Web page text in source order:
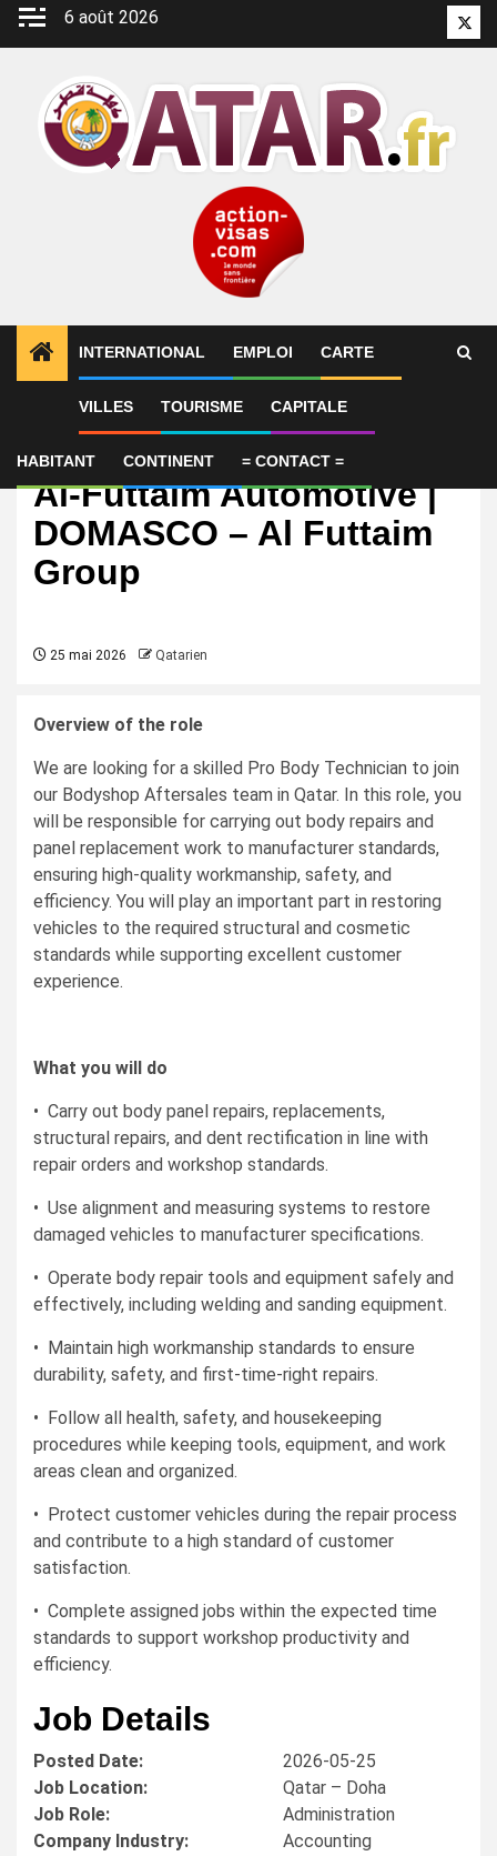
Aller
6 août 2026
INTERNATIONAL EMPLOI CARTE
VILLES TOURISME CAPITALE
HABITANT CONTINENT = CONTACT =
Pro Body Technician |
Al-Futtaim Automotive |
DOMASCO – Al Futtaim
Group
25 mai 2026 Qatarien
Overview of the role
We are looking for a skilled Pro Body Technician to join
our Bodyshop Aftersales team in Qatar. In this role, you
will be responsible for carrying out body repairs and
panel replacement work to manufacturer standards,
ensuring high-quality workmanship, safety, and
efficiency. You will play an important part in restoring
vehicles to the required structural and cosmetic
standards while supporting excellent customer
experience.
What you will do
• Carry out body panel repairs, replacements,
structural repairs, and dent rectification in line with
repair orders and workshop standards.
• Use alignment and measuring systems to restore
damaged vehicles to manufacturer specifications.
• Operate body repair tools and equipment safely and
effectively, including welding and sanding equipment.
• Maintain high workmanship standards to ensure
durability, safety, and first-time-right repairs.
• Follow all health, safety, and housekeeping
procedures while keeping tools, equipment, and work
areas clean and organized.
• Protect customer vehicles during the repair process
and contribute to a high standard of customer
satisfaction.
• Complete assigned jobs within the expected time
standards to support workshop productivity and
efficiency.
Job Details
Posted Date:
2026-05-25
Job Location:
Qatar – Doha
Job Role:
Administration
Company Industry:
Accounting